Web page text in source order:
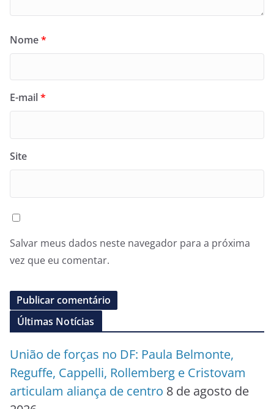
Nome*
E-mail*
Site
Salvar meus dados neste navegador para a próxima
vez que eu comentar.
Últimas Notícias
União de forças no DF: Paula Belmonte,
Reguffe, Cappelli, Rollemberg e Cristovam
articulam aliança de centro 8 de agosto de